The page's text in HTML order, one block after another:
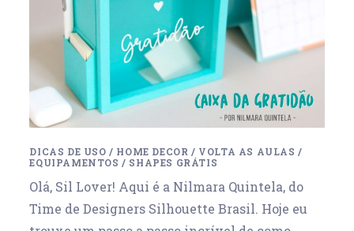
DICAS DE USO / HOME DECOR / VOLTA AS AULAS /
EQUIPAMENTOS / SHAPES GRÁTIS
Olá, Sil Lover! Aqui é a Nilmara Quintela, do
Time de Designers Silhouette Brasil. Hoje eu